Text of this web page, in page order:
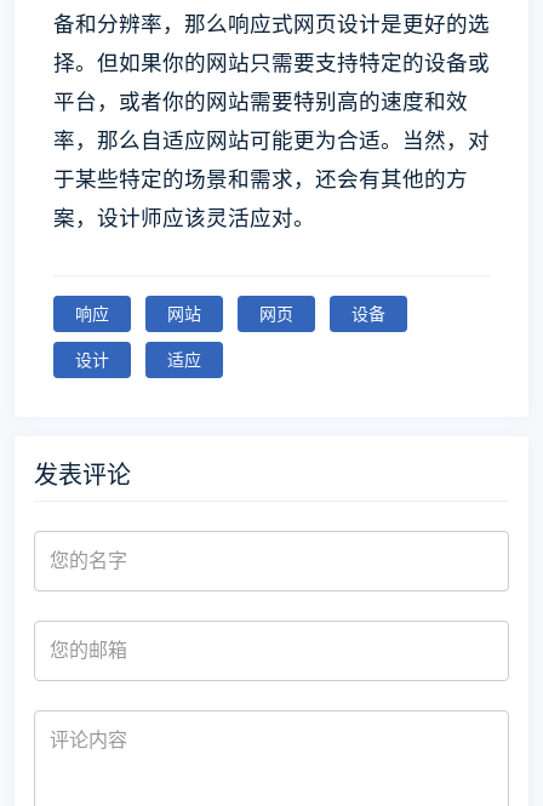
备和分辨率，那么响应式网页设计是更好的选
择。但如果你的网站只需要支持特定的设备或
平台，或者你的网站需要特别高的速度和效
率，那么自适应网站可能更为合适。当然，对
于某些特定的场景和需求，还会有其他的方
案，设计师应该灵活应对。
响应 网站 网页
设备
设计
适应
发表评论